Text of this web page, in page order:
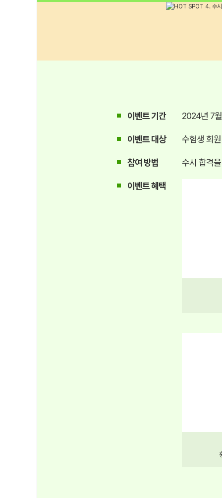
이벤트 기간 2024년 7
이벤트 대상 수험생 회
참여 방법 수시 합격
이벤트 혜택